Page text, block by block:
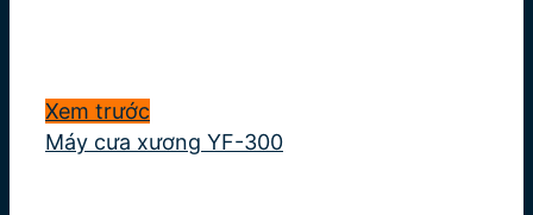
Xem trước
Máy cưa xương YF-300